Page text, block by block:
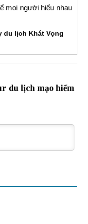
mọi người hiểu nhau
du lịch Khát Vọng
du lịch mạo hiểm